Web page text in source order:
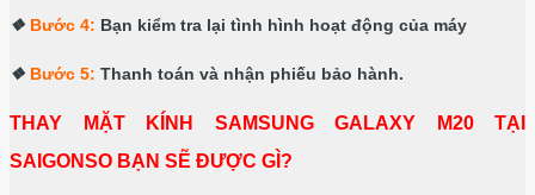
❖ Bước 4: Bạn kiểm tra lại tình hình hoạt động của máy
❖ Bước 5: Thanh toán và nhận phiếu bảo hành.
THAY MẶT KÍNH SAMSUNG GALAXY M20 TẠI
SAIGONSO BẠN SẼ ĐƯỢC GÌ?